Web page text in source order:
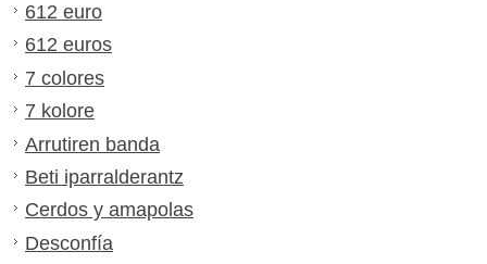
612 euro
612 euros
7 colores
7 kolore
Arrutiren banda
Beti iparralderantz
Cerdos y amapolas
Desconfía